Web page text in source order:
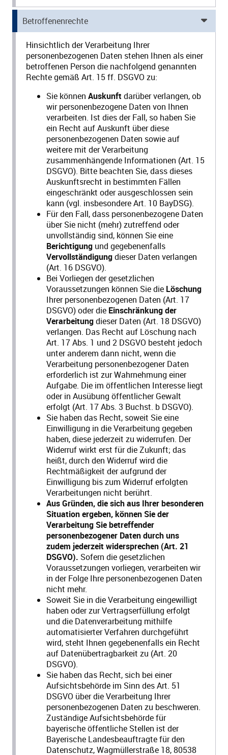
Betroffenenrechte
Hinsichtlich der Verarbeitung Ihrer
personenbezogenen Daten stehen Ihnen als einer
betroffenen Person die nachfolgend genannten
Rechte gemäß Art. 15 ff. DSGVO zu:
Sie können Auskunft darüber verlangen, ob
wir personenbezogene Daten von Ihnen
verarbeiten. Ist dies der Fall, so haben Sie
ein Recht auf Auskunft über diese
personenbezogenen Daten sowie auf
weitere mit der Verarbeitung
zusammenhängende Informationen (Art. 15
DSGVO). Bitte beachten Sie, dass dieses
Auskunftsrecht in bestimmten Fällen
eingeschränkt oder ausgeschlossen sein
kann (vgl. insbesondere Art. 10 BayDSG).
Für den Fall, dass personenbezogene Daten
über Sie nicht (mehr) zutreffend oder
unvollständig sind, können Sie eine
Berichtigungund gegebenenfalls
Vervollständigungdieser Daten verlangen
(Art. 16 DSGVO).
Bei Vorliegen der gesetzlichen
Voraussetzungen können Sie die Löschung
Ihrer personenbezogenen Daten (Art. 17
DSGVO) oder die Einschränkung der
Verarbeitungdieser Daten (Art. 18 DSGVO)
verlangen. Das Recht auf Löschung nach
Art. 17 Abs. 1 und 2 DSGVO besteht jedoch
unter anderem dann nicht, wenn die
Verarbeitung personenbezogener Daten
erforderlich ist zur Wahrnehmung einer
Aufgabe. Die im öffentlichen Interesse liegt
oder in Ausübung öffentlicher Gewalt
erfolgt (Art. 17 Abs. 3 Buchst. b DSGVO).
Sie haben das Recht, soweit Sie eine
Einwilligung in die Verarbeitung gegeben
haben, diese jederzeit zu widerrufen. Der
Widerruf wirkt erst für die Zukunft; das
heißt, durch den Widerruf wird die
Rechtmäßigkeit der aufgrund der
Einwilligung bis zum Widerruf erfolgten
Verarbeitungen nicht berührt.
Aus Gründen, die sich aus Ihrer besonderen
Situation ergeben, können Sie der
Verarbeitung Sie betreffender
personenbezogener Daten durch uns
zudem jederzeit widersprechen (Art. 21
DSGVO). Sofern die gesetzlichen
Voraussetzungen vorliegen, verarbeiten wir
in der Folge Ihre personenbezogenen Daten
nicht mehr.
Soweit Sie in die Verarbeitung eingewilligt
haben oder zur Vertragserfüllung erfolgt
und die Datenverarbeitung mithilfe
automatisierter Verfahren durchgeführt
wird, steht Ihnen gegebenenfalls ein Recht
auf Datenübertragbarkeit zu (Art. 20
DSGVO).
Sie haben das Recht, sich bei einer
Aufsichtsbehörde im Sinn des Art. 51
DSGVO über die Verarbeitung Ihrer
personenbezogenen Daten zu beschweren.
Zuständige Aufsichtsbehörde für
bayerische öffentliche Stellen ist der
Bayerische Landesbeauftragte für den
Datenschutz, Wagmüllerstraße 18, 80538